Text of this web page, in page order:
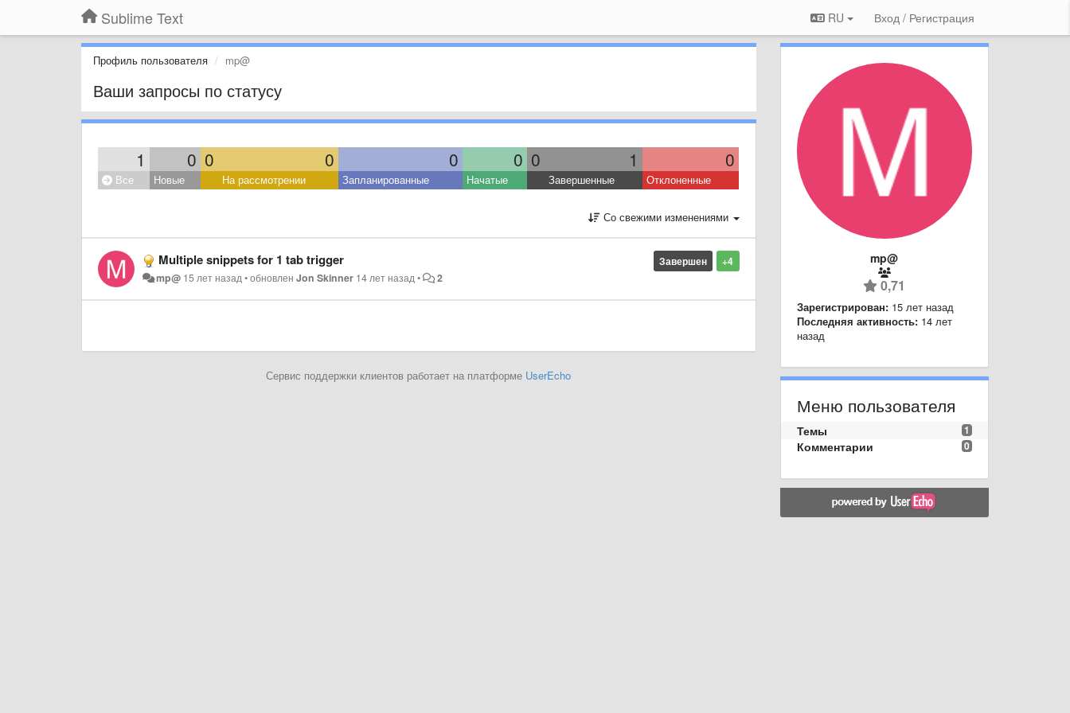
Sublime Text RU Вход / Регистрация
Профиль пользователя mp@
Ваши запросы по статусу
1 0 0 0 0 0 0 1 0
Все Новые На рассмотрении Запланированные Начатые Завершенные Отклоненные
Со свежими изменениями
+4
Завершен
Multiple snippets for 1 tab trigger
mp@ 15 лет назад•обновленJon Skinner 14 лет назад• 2
Сервис поддержки клиентов работает на платформе UserEcho
mp@
0,71
Зарегистрирован: 15 лет назад
Последняя активность: 14 лет
назад
Меню пользователя
1
Темы
0
Комментарии